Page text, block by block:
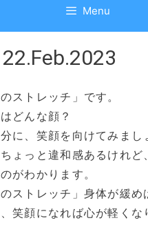
Menu
ストレッチ」です。
どんな顔？
に、笑顔を向けてみまし
ょっと違和感あるけれど
がわかります。
のストレッチ」身体が緩め
笑顔になれば心が軽くな